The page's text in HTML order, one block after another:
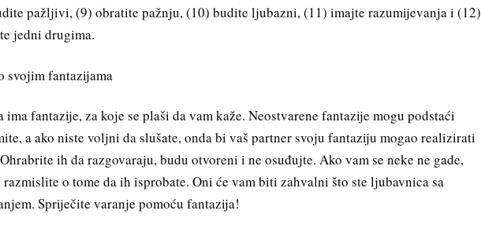
pažljivi, (9) obratite pažnju, (10) budite ljubazni, (11) imajte razumijevanja i (12)
jedni drugima.
svojim fantazijama
ima fantazije, za koje se plaši da vam kaže. Neostvarene fantazije mogu podstaći
a ako niste voljni da slušate, onda bi vaš partner svoju fantaziju mogao realizirati
ih da razgovaraju, budu otvoreni i ne osuđujte. Ako vam se neke ne gade,
o tome da ih isprobate. Oni će vam biti zahvalni što ste ljubavnica sa
Spriječite varanje pomoću fantazija!